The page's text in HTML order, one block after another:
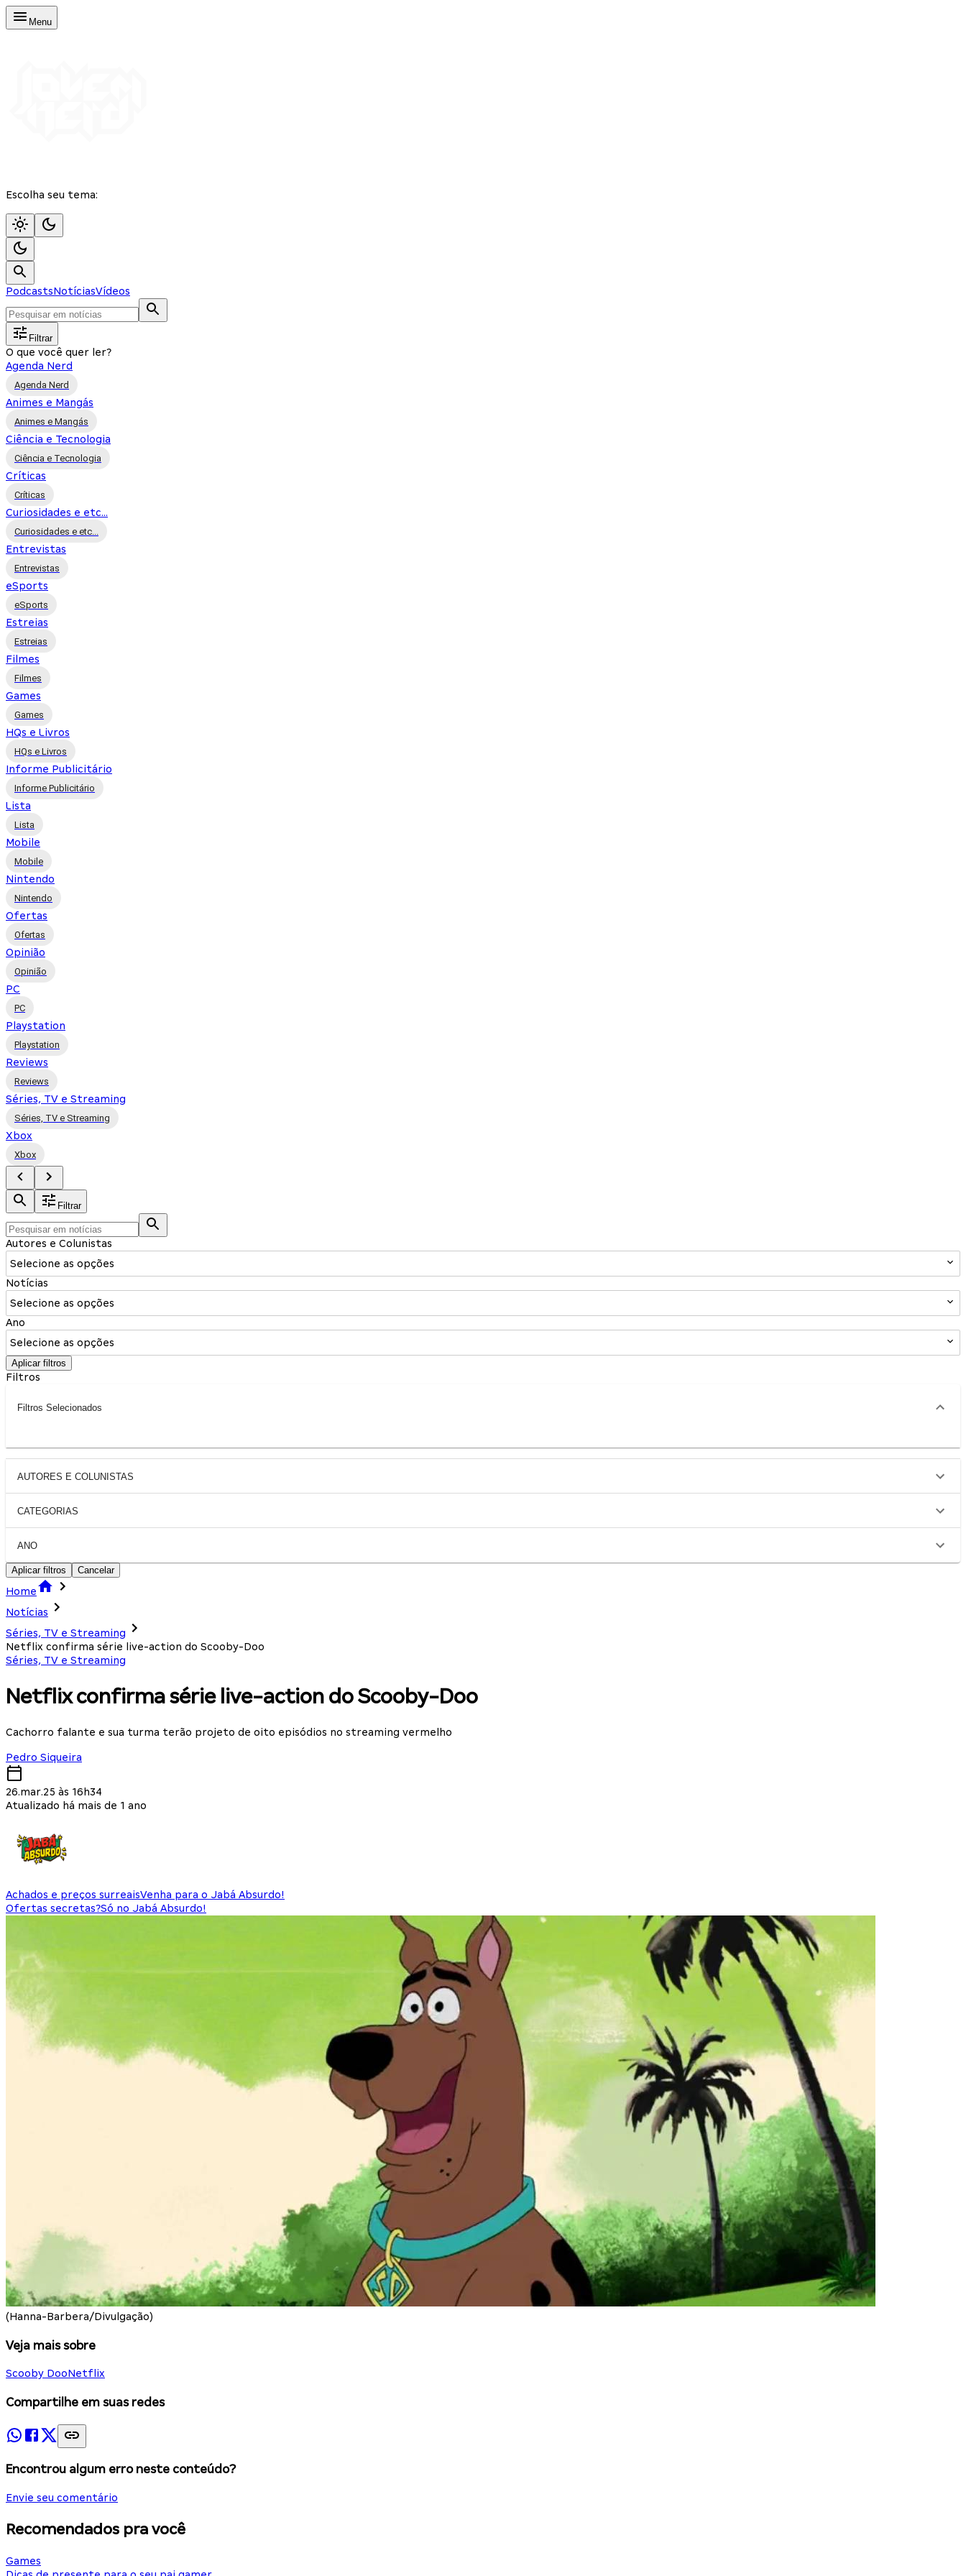
Menu
Escolha seu tema:
PodcastsNotíciasVídeos
Filtrar
O que você quer ler?
Agenda Nerd
Agenda Nerd
Animes e Mangás
Animes e Mangás
Ciência e Tecnologia
Ciência e Tecnologia
Críticas
Críticas
Curiosidades e etc...
Curiosidades e etc...
Entrevistas
Entrevistas
eSports
eSports
Estreias
Estreias
Filmes
Filmes
Games
Games
HQs e Livros
HQs e Livros
Informe Publicitário
Informe Publicitário
Lista
Lista
Mobile
Mobile
Nintendo
Nintendo
Ofertas
Ofertas
Opinião
Opinião
PC
PC
Playstation
Playstation
Reviews
Reviews
Séries, TV e Streaming
Séries, TV e Streaming
Xbox
Xbox
Filtrar
Autores e Colunistas
Selecione as opções
Notícias
Selecione as opções
Ano
Selecione as opções
Aplicar filtros
Filtros
Filtros Selecionados
AUTORES E COLUNISTAS
CATEGORIAS
ANO
Aplicar filtros Cancelar
Home
Notícias
Séries, TV e Streaming
Netflix confirma série live-action do Scooby-Doo
Séries, TV e Streaming
Netflix confirma série live-action do Scooby-Doo
Cachorro falante e sua turma terão projeto de oito episódios no streaming vermelho
Pedro Siqueira
26.mar.25 às 16h34
Atualizado há mais de 1 ano
Achados e preços surreaisVenha para o Jabá Absurdo!
Ofertas secretas?Só no Jabá Absurdo!
(Hanna-Barbera/Divulgação)
Veja mais sobre
Scooby DooNetflix
Compartilhe em suas redes
Encontrou algum erro neste conteúdo?
Envie seu comentário
Recomendados pra você
Games